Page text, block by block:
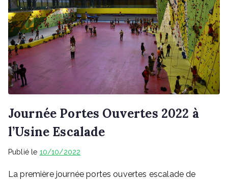
Journée Portes Ouvertes 2022 à
l’Usine Escalade
Publié le 10/10/2022
La première journée portes ouvertes escalade de